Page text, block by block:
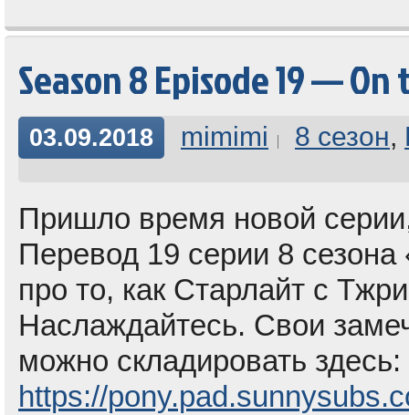
Season 8 Episode 19 —
03.09.2018 mimimi 8 сезон,
Пришло время новой
Перевод 19 серии 8
про то, как Старлайт с
Наслаждайтесь. Свои
можно складировать здесь:
https://